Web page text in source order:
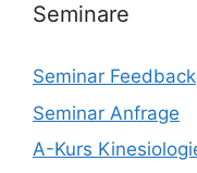
Seminare
Seminar Feedback
Seminar Anfrage
A-Kurs